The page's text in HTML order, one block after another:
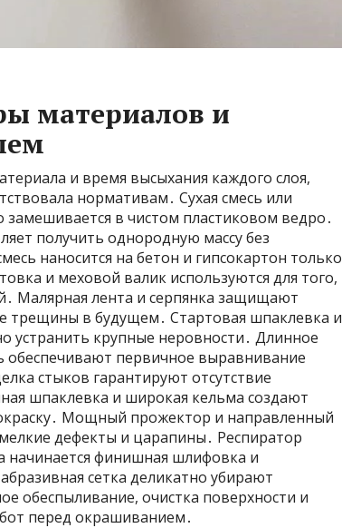
материалов и
и время высыхания каждого слоя,
нормативам․ Сухая смесь или
в чистом пластиковом ведро․
получить однородную массу без
наносится на бетон и гипсокартон только
и меховой валик используются для того,
Малярная лента и серпянка защищают
в будущем․ Стартовая шпаклевка и
устранить крупные неровности․ Длинное
первичное выравнивание
стыков гарантируют отсутствие
шпаклевка и широкая кельма создают
Мощный прожектор и направленный
дефекты и царапины․ Респиратор
начинается финишная шлифовка и
сетка деликатно убирают
обеспыливание, очистка поверхности и
перед окрашиванием․